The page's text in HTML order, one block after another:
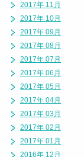
2017年 11月
2017年 10月
2017年 09月
2017年 08月
2017年 07月
2017年 06月
2017年 05月
2017年 04月
2017年 03月
2017年 02月
2017年 01月
2016年 12月